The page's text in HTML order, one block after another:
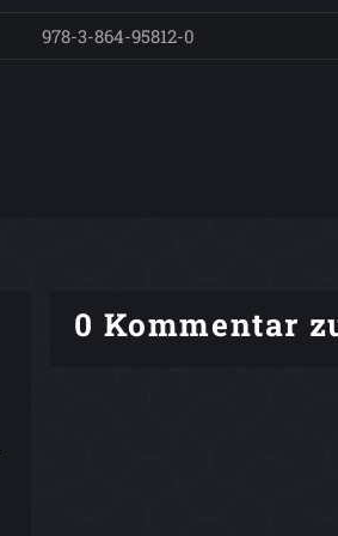
978-3-864-95812-0
0 Kommentar